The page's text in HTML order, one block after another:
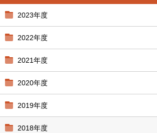
2023年度
2022年度
2021年度
2020年度
2019年度
2018年度